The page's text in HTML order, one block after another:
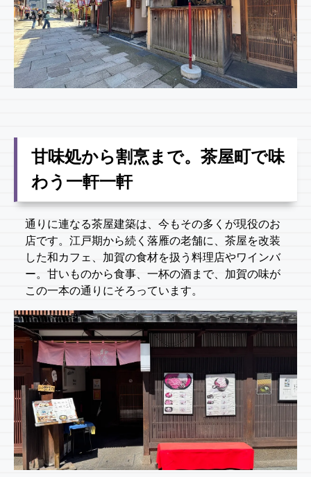
甘味処から割烹まで。茶屋町で味
わう一軒一軒
通りに連なる茶屋建築は、今もその多くが現役のお
店です。江戸期から続く落雁の老舗に、茶屋を改装
した和カフェ、加賀の食材を扱う料理店やワインバ
ー。甘いものから食事、一杯の酒まで、加賀の味が
この一本の通りにそろっています。